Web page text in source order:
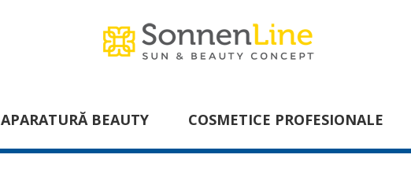
APARATURĂ BEAUTY COSMETICE PROFESIONALE